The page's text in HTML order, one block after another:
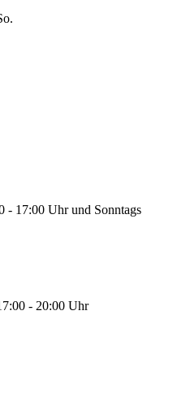
- 17:00 Uhr und Sonntags
- 20:00 Uhr